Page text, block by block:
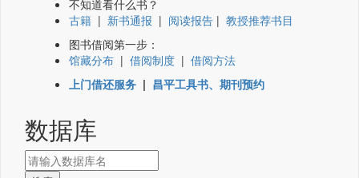
不知道看什么书？
古籍 | 新书通报 | 阅读报告 | 教授推荐书目
图书借阅第一步：
馆藏分布 | 借阅制度 | 借阅方法
上门借还服务 | 昌平工具书、期刊预约
数据库